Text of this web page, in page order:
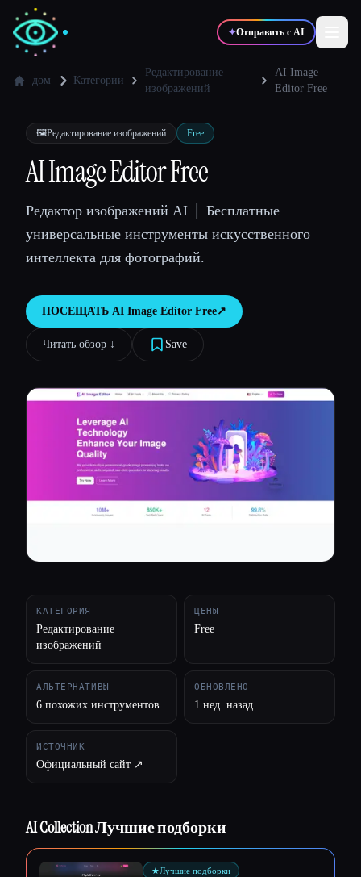
✦Отправить с AI
💻 Разработчики 📈
🎓Студенты 🎬Креаторы
Блог
Сравнить инструменты
Все категории
дом Категории
Редактирование
изображений
AI Image
Editor Free
🖼️Редактирование изображений Free
AI Image Editor Free
Редактор изображений AI │ Бесплатные
универсальные инструменты искусственного
интеллекта для фотографий.
ПОСЕЩАТЬ AI Image Editor Free↗︎
Читать обзор ↓︎ Save
КАТЕГОРИЯ
Редактирование
изображений
ЦЕНЫ
Free
АЛЬТЕРНАТИВЫ
6 похожих инструментов
ОБНОВЛЕНО
1 нед. назад
ИСТОЧНИК
Официальный сайт ↗︎
AI Collection Лучшие подборки
★Лучшие подборки